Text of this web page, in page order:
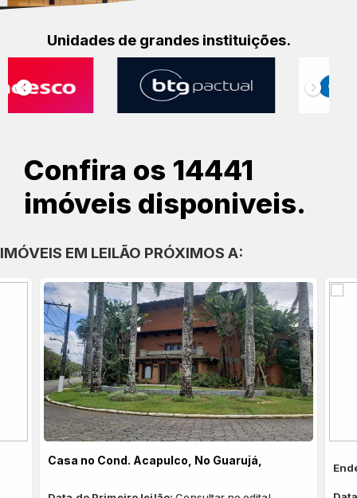
Unidades de grandes instituições.
Confira os 14441
imóveis disponiveis.
IMÓVEIS EM LEILÃO PRÓXIMOS A:
Casa no Cond. Acapulco, No Guarujá,